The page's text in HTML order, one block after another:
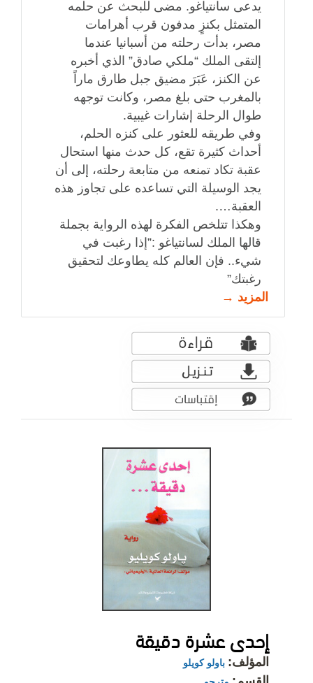
يدعى سانتياغو. مضى للبحث عن حلمه
المتمثل بكنزٍ مدفون قرب أهرامات
مصر، بدأت رحلته من أسبانيا عندما
إلتقى الملك “ملكي صادق” الذي أخبره
عن الكنز، عَبَرَ مضيق جبل طارق ماراً
بالمغرب حتى بلغ مصر، وكانت توجهه
طوال الرحلة إشارات غيبية.
وفي طريقه للعثور على كنزه الحلم،
أحداث كثيرة تقع، كل حدث منها استحال
عقبة تكاد تمنعه من متابعة رحلته، إلى أن
يجد الوسيلة التي تساعده على تجاوز هذه
العقبة….
وهكذا تتلخص الفكرة لهذه الرواية بجملة
قالها الملك لسانتياغو :”إذا رغبت في
شيء.. فإن العالم كله يطاوعك لتحقيق
رغبتك”
المزيد →
إحدى عشرة دقيقة
المؤلف: باولو كويلو